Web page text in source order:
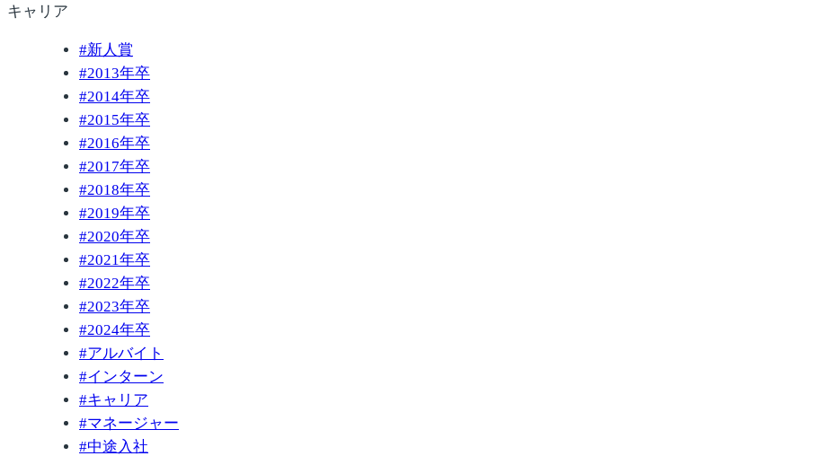
キャリア
#新人賞
#2013年卒
#2014年卒
#2015年卒
#2016年卒
#2017年卒
#2018年卒
#2019年卒
#2020年卒
#2021年卒
#2022年卒
#2023年卒
#2024年卒
#アルバイト
#インターン
#キャリア
#マネージャー
#中途入社